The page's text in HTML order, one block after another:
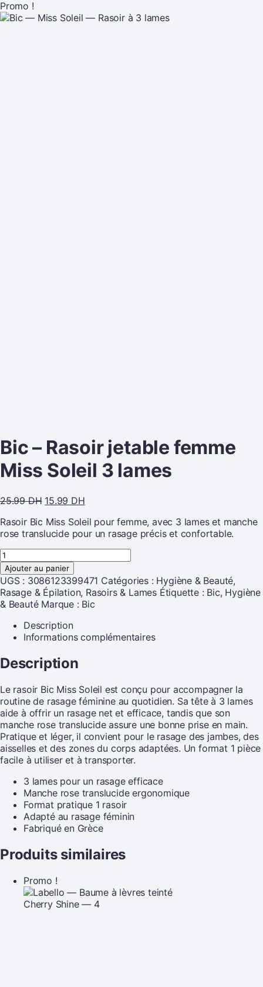
Promo !
Bic – Rasoir jetable femme
Miss Soleil 3 lames
25.99DH 15.99 DH
Rasoir Bic Miss Soleil pour femme, avec 3 lames et manche
rose translucide pour un rasage précis et confortable.
Ajouter au panier
UGS : 3086123399471 Catégories : Hygiène & Beauté,
Rasage & Épilation, Rasoirs & Lames Étiquette : Bic, Hygiène
& Beauté Marque : Bic
Description
Informations complémentaires
Description
Le rasoir Bic Miss Soleil est conçu pour accompagner la
routine de rasage féminine au quotidien. Sa tête à 3 lames
aide à offrir un rasage net et efficace, tandis que son
manche rose translucide assure une bonne prise en main.
Pratique et léger, il convient pour le rasage des jambes, des
aisselles et des zones du corps adaptées. Un format 1 pièce
facile à utiliser et à transporter.
3 lames pour un rasage efficace
Manche rose translucide ergonomique
Format pratique 1 rasoir
Adapté au rasage féminin
Fabriqué en Grèce
Produits similaires
Promo !